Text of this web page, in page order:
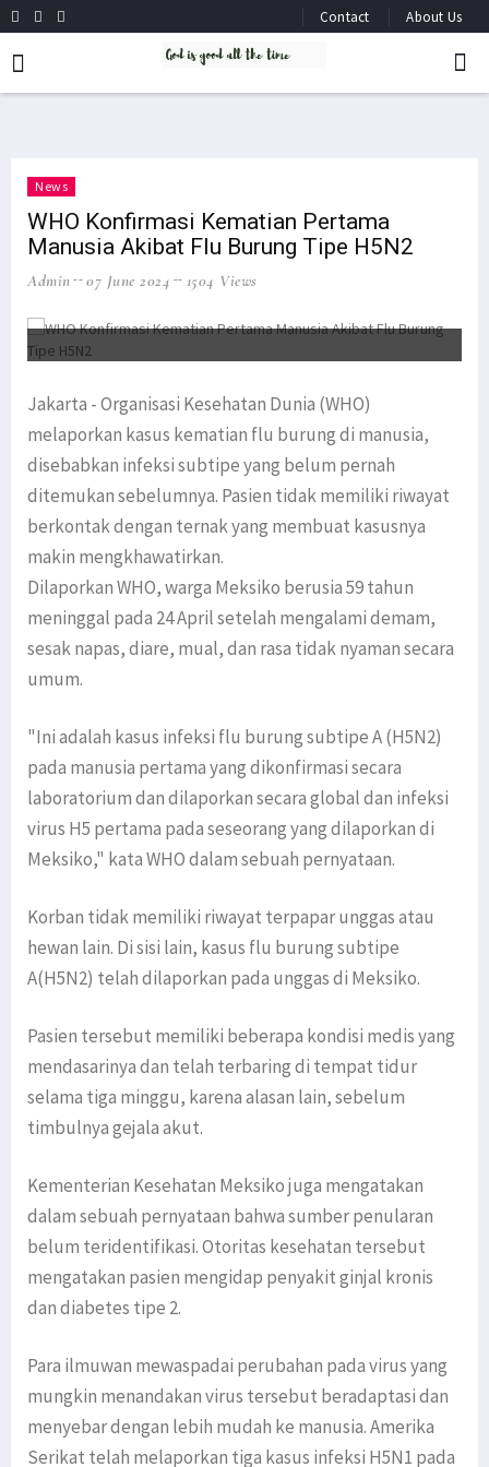
Contact About Us
News
WHO Konfirmasi Kematian Pertama
Manusia Akibat Flu Burung Tipe H5N2
Admin 07 June 2024 1504 Views
Jakarta - Organisasi Kesehatan Dunia (WHO)
melaporkan kasus kematian flu burung di manusia,
disebabkan infeksi subtipe yang belum pernah
ditemukan sebelumnya. Pasien tidak memiliki riwayat
berkontak dengan ternak yang membuat kasusnya
makin mengkhawatirkan.
Dilaporkan WHO, warga Meksiko berusia 59 tahun
meninggal pada 24 April setelah mengalami demam,
sesak napas, diare, mual, dan rasa tidak nyaman secara
umum.
"Ini adalah kasus infeksi flu burung subtipe A (H5N2)
pada manusia pertama yang dikonfirmasi secara
laboratorium dan dilaporkan secara global dan infeksi
virus H5 pertama pada seseorang yang dilaporkan di
Meksiko," kata WHO dalam sebuah pernyataan.
Korban tidak memiliki riwayat terpapar unggas atau
hewan lain. Di sisi lain, kasus flu burung subtipe
A(H5N2) telah dilaporkan pada unggas di Meksiko.
Pasien tersebut memiliki beberapa kondisi medis yang
mendasarinya dan telah terbaring di tempat tidur
selama tiga minggu, karena alasan lain, sebelum
timbulnya gejala akut.
Kementerian Kesehatan Meksiko juga mengatakan
dalam sebuah pernyataan bahwa sumber penularan
belum teridentifikasi. Otoritas kesehatan tersebut
mengatakan pasien mengidap penyakit ginjal kronis
dan diabetes tipe 2.
Para ilmuwan mewaspadai perubahan pada virus yang
mungkin menandakan virus tersebut beradaptasi dan
menyebar dengan lebih mudah ke manusia. Amerika
Serikat telah melaporkan tiga kasus infeksi H5N1 pada